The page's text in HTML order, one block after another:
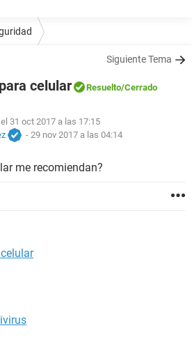
Siguiente Tema
celular Resuelto/Cerrado
31 oct 2017 a las 17:15
- 29 nov 2017 a las 04:14
me recomiendan?